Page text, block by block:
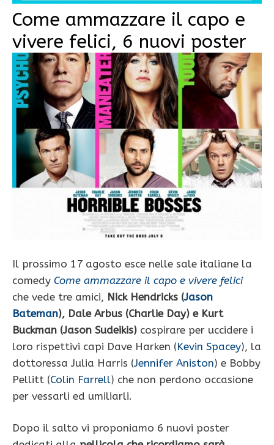
Come ammazzare il capo e
vivere felici, 6 nuovi poster
Il prossimo 17 agosto esce nelle sale italiane la
comedy Come ammazzare il capo e vivere felici
che vede tre amici, Nick Hendricks (Jason
Bateman), Dale Arbus (Charlie Day) e Kurt
Buckman (Jason Sudeikis) cospirare per uccidere i
loro rispettivi capi Dave Harken (Kevin Spacey), la
dottoressa Julia Harris (Jennifer Aniston) e Bobby
Pellitt (Colin Farrell) che non perdono occasione
per vessarli ed umiliarli.
Dopo il salto vi proponiamo 6 nuovi poster